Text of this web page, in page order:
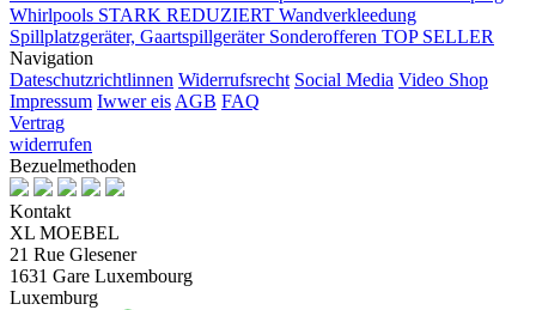
Whirlpools STARK REDUZIERT Wandverkleedung
Spillplatzgeräter, Gaartspillgeräter Sonderofferen TOP SELLER
Navigation
Dateschutzrichtlinnen Widerrufsrecht Social Media Video Shop
Impressum Iwwer eis AGB FAQ
Vertrag
widerrufen
Bezuelmethoden
Kontakt
XL MOEBEL
21 Rue Glesener
1631 Gare Luxembourg
Luxemburg